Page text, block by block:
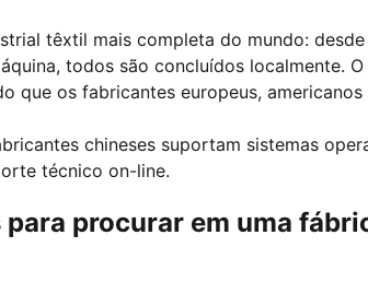
têxtil mais completa do mundo:
todos são concluídos localmente.
que os fabricantes europeus, americanos
chineses suportam sistemas
técnico on-line.
procurar em uma